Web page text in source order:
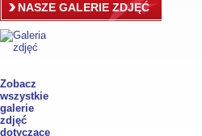
NASZE GALERIE ZDJĘĆ
Zobacz
wszystkie
galerie
zdjęć
dotyczące